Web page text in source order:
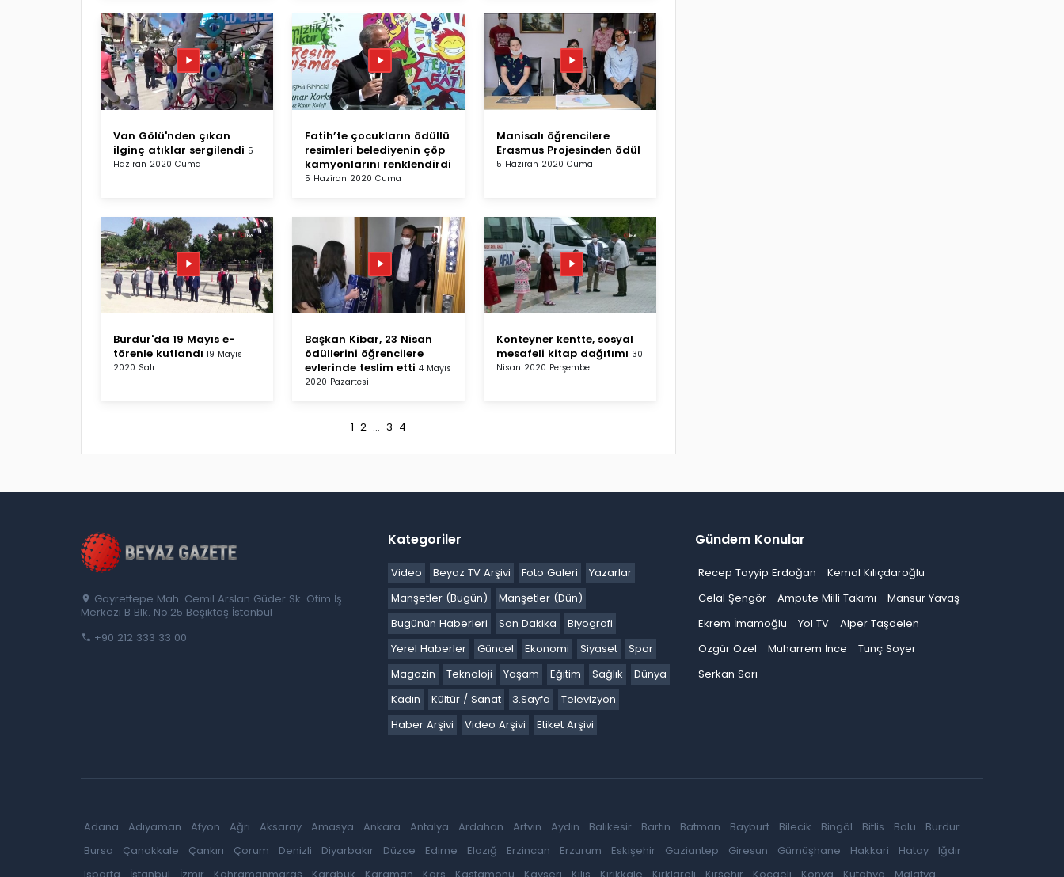
Van Gölü'nden çıkan
ilginç atıklar sergilendi 5
Haziran 2020 Cuma
Fatih’te çocukların ödüllü
resimleri belediyenin çöp
kamyonlarını renklendirdi
5 Haziran 2020 Cuma
Manisalı öğrencilere
Erasmus Projesinden ödül
5 Haziran 2020 Cuma
Burdur'da 19 Mayıs e-
törenle kutlandı 19 Mayıs
2020 Salı
Başkan Kibar, 23 Nisan
ödüllerini öğrencilere
evlerinde teslim etti 4 Mayıs
2020 Pazartesi
Konteyner kentte, sosyal
mesafeli kitap dağıtımı 30
Nisan 2020 Perşembe
1 2 ... 3 4
Gayrettepe Mah. Cemil Arslan Güder Sk. Otim İş
Merkezi B Blk. No:25 Beşiktaş İstanbul
+90 212 333 33 00
Kategoriler
Video Beyaz TV Arşivi Foto Galeri
Yazarlar
Manşetler (Bugün)
Manşetler (Dün)
Bugünün Haberleri
Son Dakika
Biyografi
Yerel Haberler
Güncel Ekonomi Siyaset
Spor
Magazin
Teknoloji Yaşam Eğitim Sağlık
Dünya
Kadın
Kültür / Sanat 3.Sayfa
Televizyon
Haber Arşivi
Video Arşivi Etiket Arşivi
Gündem Konular
Recep Tayyip Erdoğan
Kemal Kılıçdaroğlu
Celal Şengör
Ampute Milli Takımı
Mansur Yavaş
Ekrem İmamoğlu
Yol TV
Alper Taşdelen
Özgür Özel
Muharrem İnce
Tunç Soyer
Serkan Sarı
Adana Adıyaman Afyon Ağrı Aksaray Amasya Ankara Antalya Ardahan Artvin Aydın Balıkesir Bartın Batman Bayburt Bilecik Bingöl Bitlis Bolu
Burdur
Bursa
Çanakkale Çankırı Çorum Denizli Diyarbakır Düzce Edirne Elazığ Erzincan Erzurum Eskişehir Gaziantep Giresun Gümüşhane Hakkari Hatay
Iğdır